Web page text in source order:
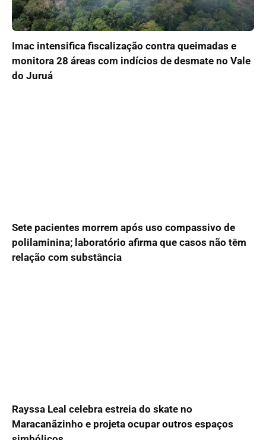
Imac intensifica fiscalização contra queimadas e
monitora 28 áreas com indícios de desmate no Vale
do Juruá
Sete pacientes morrem após uso compassivo de
polilaminina; laboratório afirma que casos não têm
relação com substância
Rayssa Leal celebra estreia do skate no
Maracanãzinho e projeta ocupar outros espaços